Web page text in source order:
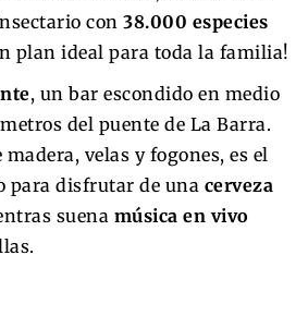
con 38.000 especies
plan ideal para toda la familia!
, un bar escondido en medio
del puente de La Barra.
madera, velas y fogones, es el
para disfrutar de una cerveza
suena música en vivo